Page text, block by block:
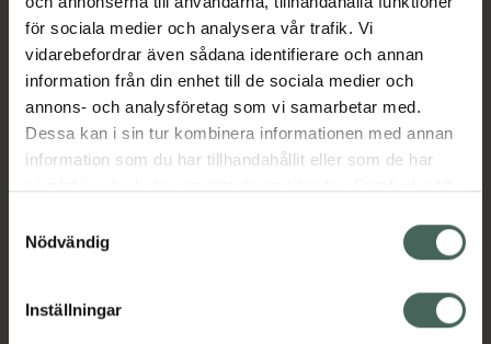
för sociala medier och analysera vår trafik. Vi
vidarebefordrar även sådana identifierare och annan
information från din enhet till de sociala medier och
annons- och analysföretag som vi samarbetar med.
Dessa kan i sin tur kombinera informationen med annan
information som du har tillhandahållit eller som de har
återkalla ditt samtycke via webbplatsens
cookieinställningar. Ett återkallat samtycke påverkar inte
lagligheten av behandling som skett innan återkallelsen.
Nödvändig
Inställningar
Jämnare hudton med mer lyster
Jämförpris 51,36 kr/ml
EAN:04015165354505
Kategorier:
Ansiktsserum AnsiktsvårdC-vitaminserum
HudvårdPremium hudvård
Visa